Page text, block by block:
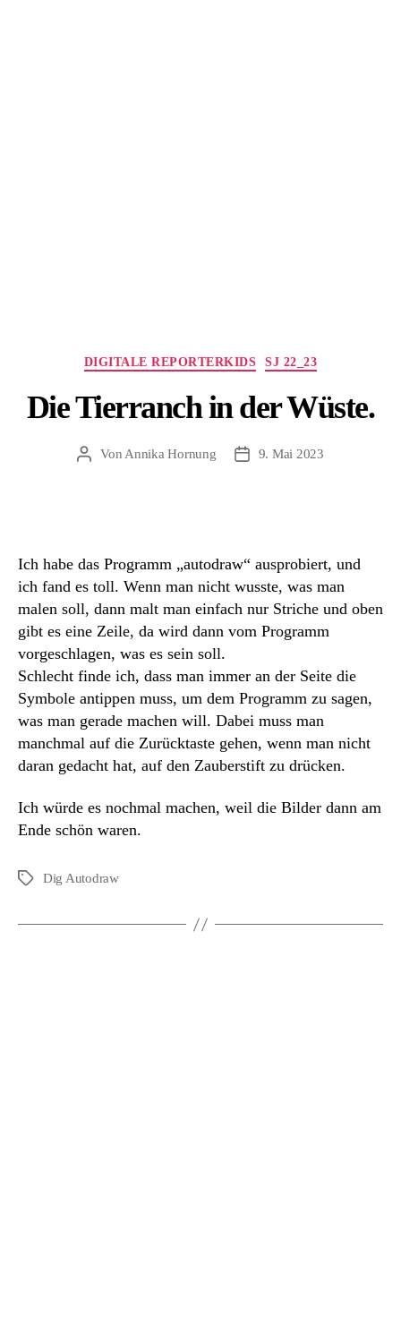
Kategorien
DIGITALE REPORTERKIDS SJ 22_23
Die Tierranch in der Wüste.
Beitragsautor
Von Annika Hornung Beitragsdatum
9. Mai 2023
Ich habe das Programm „autodraw“ ausprobiert, und
ich fand es toll. Wenn man nicht wusste, was man
malen soll, dann malt man einfach nur Striche und oben
gibt es eine Zeile, da wird dann vom Programm
vorgeschlagen, was es sein soll.
Schlecht finde ich, dass man immer an der Seite die
Symbole antippen muss, um dem Programm zu sagen,
was man gerade machen will. Dabei muss man
manchmal auf die Zurücktaste gehen, wenn man nicht
daran gedacht hat, auf den Zauberstift zu drücken.
Ich würde es nochmal machen, weil die Bilder dann am
Ende schön waren.
Schlagwörter
Dig Autodraw